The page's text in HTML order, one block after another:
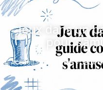
Jeux dans un
pour
Accueil» Actualités»Jeux